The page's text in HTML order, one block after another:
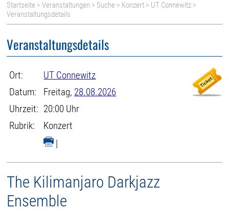
Startseite >Veranstaltungen > Suche > Konzert > UT Connewitz >
Veranstaltungsdetails
Veranstaltungsdetails
Ort:
UT Connewitz
Datum:
Freitag, 28.08.2026
Uhrzeit: 20:00 Uhr
Rubrik:
Konzert
|
The Kilimanjaro Darkjazz
Ensemble